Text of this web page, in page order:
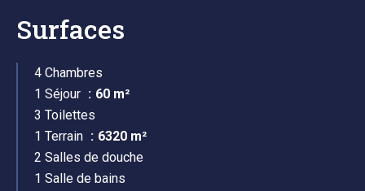
Surfaces
4 Chambres
1 Séjour
60 m²
3 Toilettes
1 Terrain
6320 m²
2 Salles de douche
1 Salle de bains